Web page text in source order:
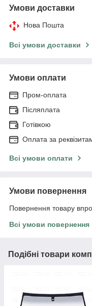
Умови доставки
Нова Пошта
Всі умови доставки
Умови оплати
Пром-оплата
Післяплата
Готівкою
Оплата за
Всі умови оплати
Умови повернення
Повернення товару
Всі умови повернення
Подібні товари